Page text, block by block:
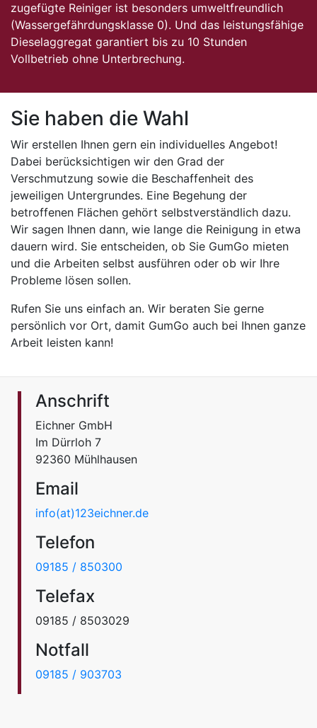
zugefügte Reiniger ist besonders umweltfreundlich
(Wassergefährdungsklasse 0). Und das leistungsfähige
Dieselaggregat garantiert bis zu 10 Stunden
Vollbetrieb ohne Unterbrechung.
Sie haben die Wahl
Wir erstellen Ihnen gern ein individuelles Angebot!
Dabei berücksichtigen wir den Grad der
Verschmutzung sowie die Beschaffenheit des
jeweiligen Untergrundes. Eine Begehung der
betroffenen Flächen gehört selbstverständlich dazu.
Wir sagen Ihnen dann, wie lange die Reinigung in etwa
dauern wird. Sie entscheiden, ob Sie GumGo mieten
und die Arbeiten selbst ausführen oder ob wir Ihre
Probleme lösen sollen.
Rufen Sie uns einfach an. Wir beraten Sie gerne
persönlich vor Ort, damit GumGo auch bei Ihnen ganze
Arbeit leisten kann!
Anschrift
Eichner GmbH
Im Dürrloh 7
92360 Mühlhausen
Email
info(at)123eichner.de
Telefon
09185 / 850300
Telefax
09185 / 8503029
Notfall
09185 / 903703